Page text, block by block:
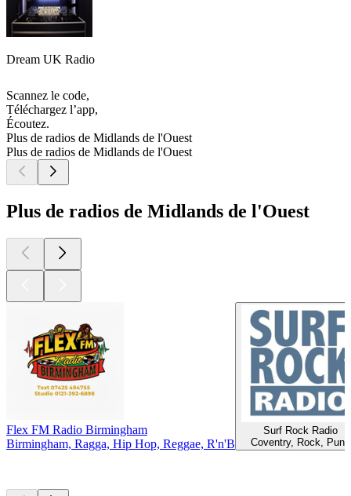
Dream UK Radio
Scannez le code,
Téléchargez l’app,
Écoutez.
Plus de radios de Midlands de l'Ouest
Plus de radios de Midlands de l'Ouest
Plus de radios de Midlands de l'Ouest
Flex FM Radio Birmingham
Birmingham, Ragga, Hip Hop, Reggae, R'n'B
Surf Rock Radio
Coventry, Rock, Punk